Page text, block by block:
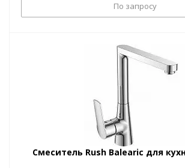
По запросу
Смеситель Rush Balearic для